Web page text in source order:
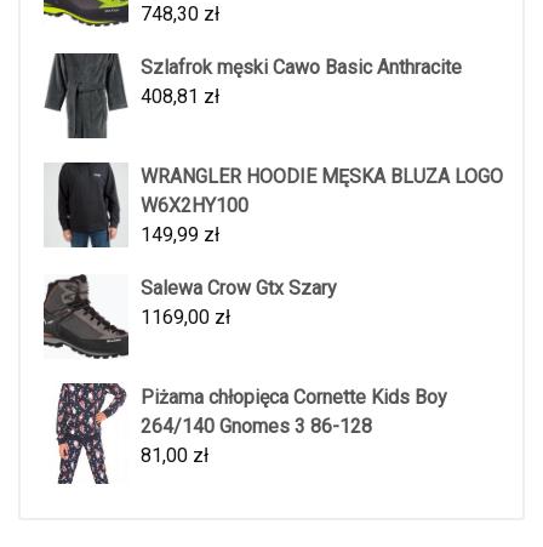
748,30 zł
Szlafrok męski Cawo Basic Anthracite
408,81 zł
WRANGLER HOODIE MĘSKA BLUZA LOGO
W6X2HY100
149,99 zł
Salewa Crow Gtx Szary
1169,00 zł
Piżama chłopięca Cornette Kids Boy
264/140 Gnomes 3 86-128
81,00 zł